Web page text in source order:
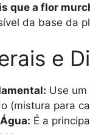
que a flor
da base da
e
Use
(mistura para
É a